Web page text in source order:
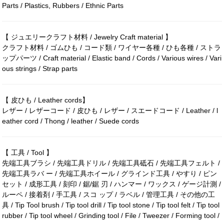
Parts / Plastics, Rubbers / Ethnic Parts
【 ジュエリークラフト材料 / Jewelry Craft material 】
クラフト材料 / ゴムひも / コード類 / ワイヤー各種 / ひも各種 / ストラ
ップパーツ / Craft material / Elastic band / Cords / Various wires / Vari
ous strings / Strap parts
【 皮ひも / Leather cords】
レザー / レザーコード / 皮ひも / レザー / スエードコード / Leather / l
eather cord / Thong / leather / Suede cords
【 工具 / Tool 】
先端工具ブラシ / 先端工具ドリル / 先端工具砥石 / 先端工具フェルト /
先端工具ラバ ー / 先端工具ホイール / グラインド工具 / やすり / ピン
セット / 成形工具 / 刻印 / 鋸/鋸 刃 / ハンマー / ワックス / ゲージ計測 /
ルーペ / 接着剤 / 手工具 / スコ ップ / ラベル / 管理工具 / その他の工
具 / Tip Tool brush / Tip tool drill / Tip tool stone / Tip tool felt / Tip tool
rubber / Tip tool wheel / Grinding tool / File / Tweezer / Forming tool /